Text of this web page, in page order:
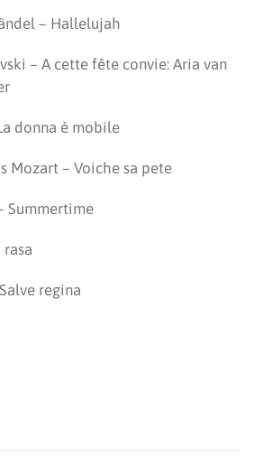
– Hallelujah
– A cette fête convie: Aria van
donna è mobile
Mozart – Voiche sa pete
Summertime
rasa
regina